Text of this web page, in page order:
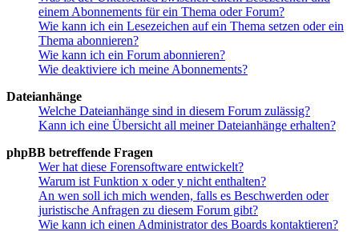
einem Abonnements für ein Thema oder Forum?
Wie kann ich ein Lesezeichen auf ein Thema setzen oder ein
Thema abonnieren?
Wie kann ich ein Forum abonnieren?
Wie deaktiviere ich meine Abonnements?
Dateianhänge
Welche Dateianhänge sind in diesem Forum zulässig?
Kann ich eine Übersicht all meiner Dateianhänge erhalten?
phpBB betreffende Fragen
Wer hat diese Forensoftware entwickelt?
Warum ist Funktion x oder y nicht enthalten?
An wen soll ich mich wenden, falls es Beschwerden oder
juristische Anfragen zu diesem Forum gibt?
Wie kann ich einen Administrator des Boards kontaktieren?